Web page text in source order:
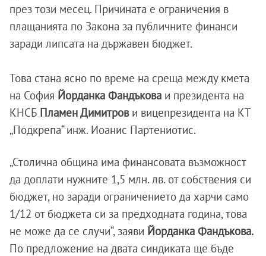
през този месец. Причината е ограничения в
плащанията по Закона за публичните финанси
заради липсата на държавен бюджет.
Това стана ясно по време на среща между кмета
на София Йорданка Фандъкова и президента на
КНСБ Пламен Димитрови вицепрезидента на КТ
„Подкрепа“ инж. Иоанис Партениотис.
„Столична община има финансовата възможност
да доплати нужните 1,5 млн. лв. от собствения си
бюджет, но заради ограничението да харчи само
1/12 от бюджета си за предходната година, това
не може да се случи“, заяви Йорданка Фандъкова.
По предложение на двата синдиката ще бъде